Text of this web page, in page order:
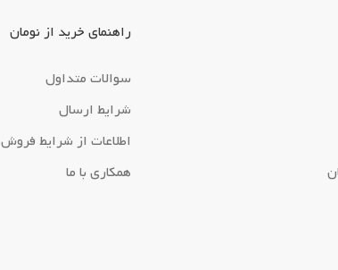
راهنمای خرید از نومان
سوالات متداول
شرایط ارسال
اطلاعات از شرایط فروش
همکاری با ما